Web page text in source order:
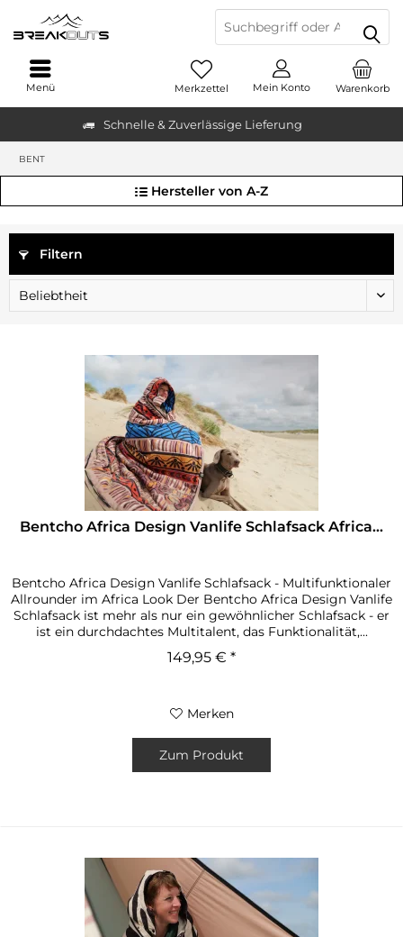
Schnelle & Zuverlässige Lieferung
Warenkorb
Merkzettel Mein Konto
Menü
BENT
Hersteller von A-Z
Filtern
Bentcho Africa Design Vanlife Schlafsack Africa...
Bentcho Africa Design Vanlife Schlafsack - Multifunktionaler
Allrounder im Africa Look Der Bentcho Africa Design Vanlife
Schlafsack ist mehr als nur ein gewöhnlicher Schlafsack - er
ist ein durchdachtes Multitalent, das Funktionalität,...
149,95 € *
Merken
Zum Produkt